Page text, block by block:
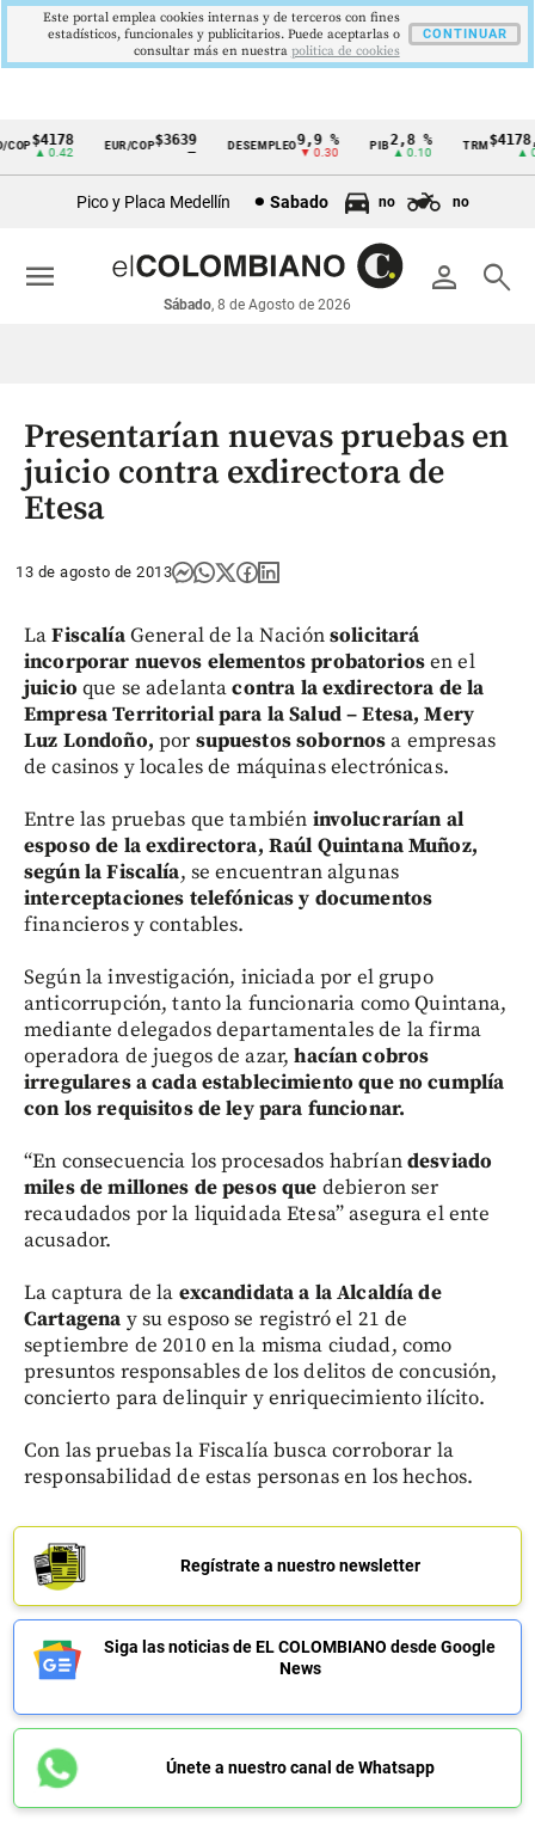
Cintillo
económicos
Colombia
$4178
▲ 0.42
EUR/COP$3639 DESEMPLEO 9,9 %
▼ 0.30
PIB2,8 %
▲ 0.10
TRM
▲
Pico y Placa Medellín Sabado no no
person search
Sábado, 8 de Agosto de 2026
menu
Presentarían nuevas pruebas en
juicio contra exdirectora de
Etesa
13 de agosto de 2013
LaFiscalíaGeneral de la Naciónsolicitará
incorporar nuevos elementosprobatoriosen el
juicio que se adelantacontra la exdirectora de la
Empresa Territorial para la Salud – Etesa, Mery
Luz Londoño, por supuestos sobornosa empresas
de casinos y locales de máquinas electrónicas.
Entre las pruebas que también involucrarían al
esposo de la exdirectora, Raúl Quintana Muñoz,
según la Fiscalía, se encuentran algunas
interceptaciones telefónicas y documentos
financieros y contables.
Según la investigación, iniciada por el grupo
anticorrupción, tanto la funcionaria como Quintana,
mediante delegados departamentales de la firma
operadora de juegos de azar,hacían cobros
irregulares a cada establecimiento que no cumplía
con los requisitos de ley para funcionar.
“En consecuencia los procesados habríandesviado
miles de millones de pesos que debieron ser
recaudados por la liquidada Etesa” asegura el ente
acusador.
La captura de la excandidata a la Alcaldía de
Cartagena y su esposo se registró el 21 de
septiembre de 2010 en la misma ciudad, como
presuntos responsables de los delitos de concusión,
concierto para delinquir y enriquecimiento ilícito.
Con las pruebas la Fiscalía busca corroborar la
responsabilidad de estas personas en los hechos.
Regístrate a nuestro newsletter
Siga las noticias de EL COLOMBIANO desde Google
News
Únete a nuestro canal de Whatsapp
Este portal emplea cookies internas y de terceros con fines
estadísticos, funcionales y publicitarios. Puede aceptarlas o
consultar más en nuestra politica de cookies
CONTINUAR